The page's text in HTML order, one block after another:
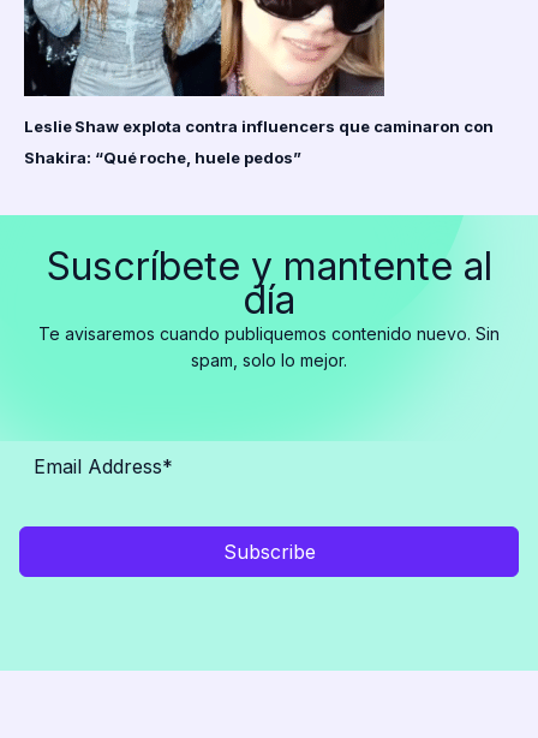
Leslie Shaw explota contra influencers que caminaron con
Shakira: “Qué roche, huele pedos”
Suscríbete y mantente al
día
Te avisaremos cuando publiquemos contenido nuevo. Sin
spam, solo lo mejor.
Subscribe